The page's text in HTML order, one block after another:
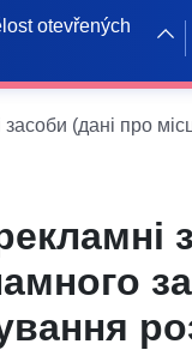
otevřených